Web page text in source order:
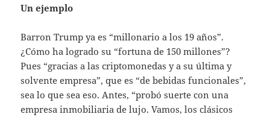
Un ejemplo
Barron Trump ya es “millonario a los 19 años”.
¿Cómo ha logrado su “fortuna de 150 millones”?
Pues “gracias a las criptomonedas y a su última y
solvente empresa”, que es “de bebidas funcionales”,
sea lo que sea eso. Antes, “probó suerte con una
empresa inmobiliaria de lujo. Vamos, los clásicos